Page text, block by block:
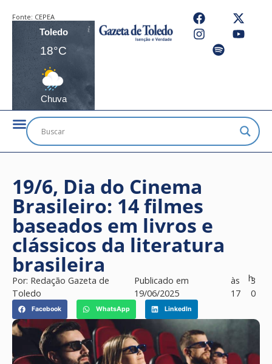
Fonte: CEPEA
Toledo
18°C
Chuva
19/6, Dia do Cinema
Brasileiro: 14 filmes
baseados em livros e
clássicos da literatura
brasileira
Por: Redação Gazeta de
Toledo
Publicado em
19/06/2025
às
17
h3
0
Facebook WhatsApp LinkedIn